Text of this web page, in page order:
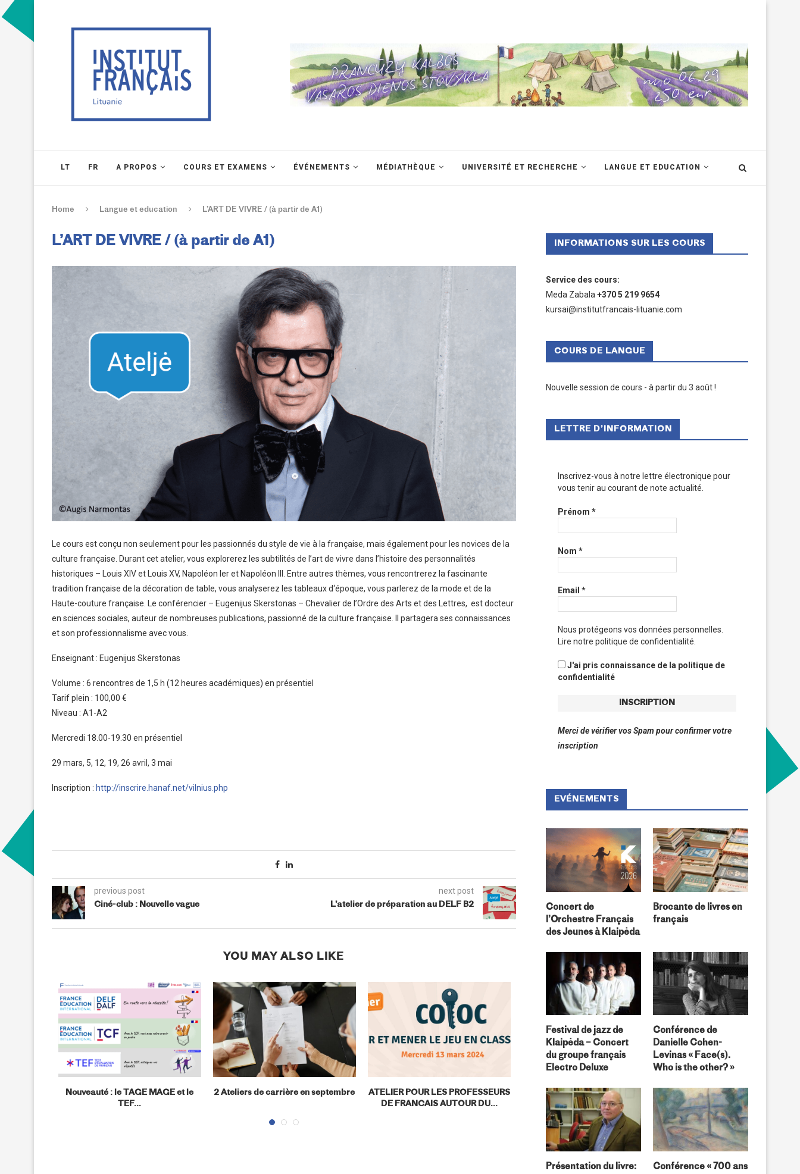
LT FR A PROPOS COURS ET EXAMENS ÉVÉNEMENTS MÉDIATHÈQUE UNIVERSITÉ ET RECHERCHE LANGUE ET EDUCATION
Home Langue et education L’ART DE VIVRE / (à partir de A1)
L’ART DE VIVRE / (à partir de A1)
Le cours est conçu non seulement pour les passionnés du style de vie à la française, mais également pour les novices de la
culture française. Durant cet atelier, vous explorerez les subtilités de l’art de vivre dans l’histoire des personnalités
historiques – Louis XIV et Louis XV, Napoléon Ier et Napoléon III. Entre autres thèmes, vous rencontrerez la fascinante
tradition française de la décoration de table, vous analyserez les tableaux d‘époque, vous parlerez de la mode et de la
Haute-couture française. Le conférencier – Eugenijus Skerstonas – Chevalier de l’Ordre des Arts et des Lettres, est docteur
en sciences sociales, auteur de nombreuses publications, passionné de la culture française. Il partagera ses connaissances
et son professionnalisme avec vous.
Enseignant : Eugenijus Skerstonas
Volume : 6 rencontres de 1,5 h (12 heures académiques) en présentiel
Tarif plein : 100,00 €
Niveau : A1-A2
Mercredi 18.00-19.30 en présentiel
29 mars, 5, 12, 19, 26 avril, 3 mai
Inscription : http://inscrire.hanaf.net/vilnius.php
previous post
Ciné-club : Nouvelle vague
next post
L’atelier de préparation au DELF B2
YOU MAY ALSO LIKE
Nouveauté : le TAGE MAGE et le
TEF...
2 Ateliers de carrière en septembre
ATELIER POUR LES PROFESSEURS
DE FRANCAIS AUTOUR DU...
BELC REGIONAL – APPEL A
CANDIDATURES
CONCOURS ‘’NOUS
l’OTAN’’
INFORMATIONS SUR LES COURS
Service des cours:
Meda Zabala +370 5 219 9654
kursai@institutfrancais-lituanie.com
COURS DE LANGUE
Nouvelle session de cours - à partir du 3 août !
LETTRE D’INFORMATION
Inscrivez-vous à notre lettre électronique pour
vous tenir au courant de note actualité.
Prénom *
Nom *
Email *
Nous protégeons vos données personnelles.
Lire notre politique de confidentialité.
J'ai pris connaissance de la politique de
confidentialité
Merci de vérifier vos Spam pour confirmer votre
inscription
EVÉNEMENTS
Concert de
l’Orchestre Français
des Jeunes à Klaipėda
Brocante de livres en
français
Festival de jazz de
Klaipėda – Concert
du groupe français
Electro Deluxe
Conférence de
Danielle Cohen-
Levinas « Face(s).
Who is the other? »
Présentation du livre:
Conférence « 700 ans